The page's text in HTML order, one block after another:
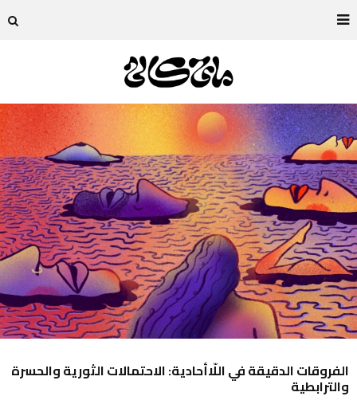
الفروقات الدقيقة في اللّاأحادية: الاحتمالات الثورية والحسرة
والترابطية